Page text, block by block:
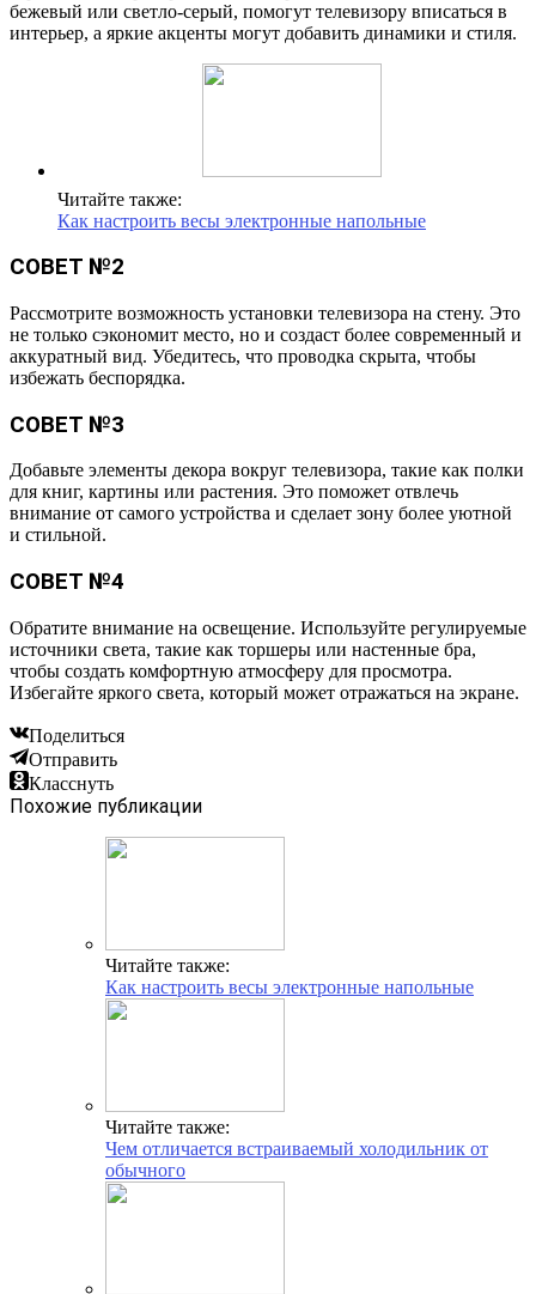
бежевый или светло-серый, помогут телевизору вписаться в
интерьер, а яркие акценты могут добавить динамики и стиля.
Читайте также:
Как настроить весы электронные напольные
СОВЕТ №2
Рассмотрите возможность установки телевизора на стену. Это
не только сэкономит место, но и создаст более современный и
аккуратный вид. Убедитесь, что проводка скрыта, чтобы
избежать беспорядка.
СОВЕТ №3
Добавьте элементы декора вокруг телевизора, такие как полки
для книг, картины или растения. Это поможет отвлечь
внимание от самого устройства и сделает зону более уютной
и стильной.
СОВЕТ №4
Обратите внимание на освещение. Используйте регулируемые
источники света, такие как торшеры или настенные бра,
чтобы создать комфортную атмосферу для просмотра.
Избегайте яркого света, который может отражаться на экране.
Поделиться
Отправить
Класснуть
Похожие публикации
Читайте также:
Как настроить весы электронные напольные
Читайте также:
Чем отличается встраиваемый холодильник от
обычного